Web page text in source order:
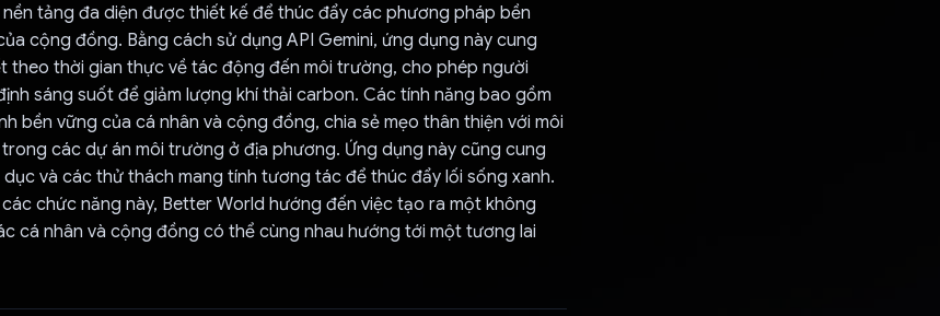
tảng đa diện được thiết kế để thúc đẩy các phương pháp bền
cộng đồng. Bằng cách sử dụng API Gemini, ứng dụng này cung
theo thời gian thực về tác động đến môi trường, cho phép người
sáng suốt để giảm lượng khí thải carbon. Các tính năng bao gồm
bền vững của cá nhân và cộng đồng, chia sẻ mẹo thân thiện với môi
các dự án môi trường ở địa phương. Ứng dụng này cũng cung
và các thử thách mang tính tương tác để thúc đẩy lối sống xanh.
chức năng này, Better World hướng đến việc tạo ra một không
cá nhân và cộng đồng có thể cùng nhau hướng tới một tương lai